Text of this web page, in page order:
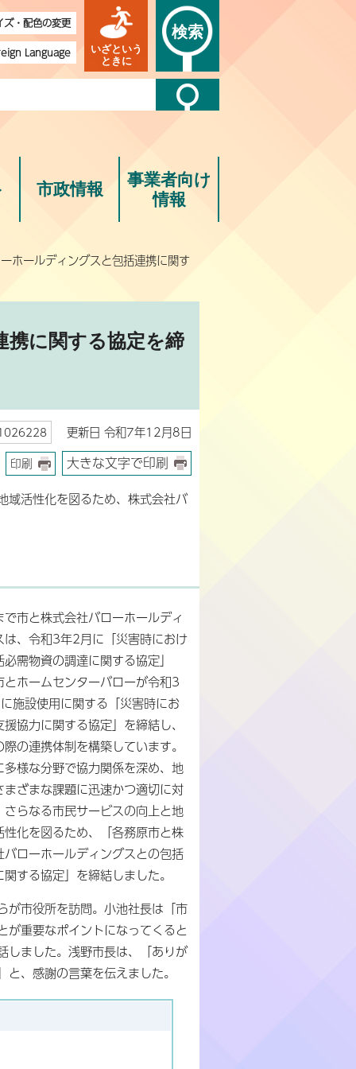
ズ・配色の変更
Language
いざという
ときに
検索
市政情報
事業者向け
情報
ホールディングスと包括連携に関す
携に関する協定を締
更新日 令和7年12月8日
印刷 大きな文字で印刷
域活性化を図るため、株式会社バ
で市と株式会社バローホールディ
は、令和3年2月に「災害時におけ
需物資の調達に関する協定」
とホームセンターバローが令和3
施設使用に関する「災害時にお
協力に関する協定」を締結し、
の連携体制を構築しています。
多様な分野で協力関係を深め、地
まざまな課題に迅速かつ適切に対
さらなる市民サービスの向上と地
性化を図るため、「各務原市と株
バローホールディングスとの包括
する協定」を締結しました。
が市役所を訪問。小池社長は「市
が重要なポイントになってくると
しました。浅野市長は、「ありが
、感謝の言葉を伝えました。